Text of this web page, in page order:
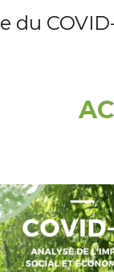
du